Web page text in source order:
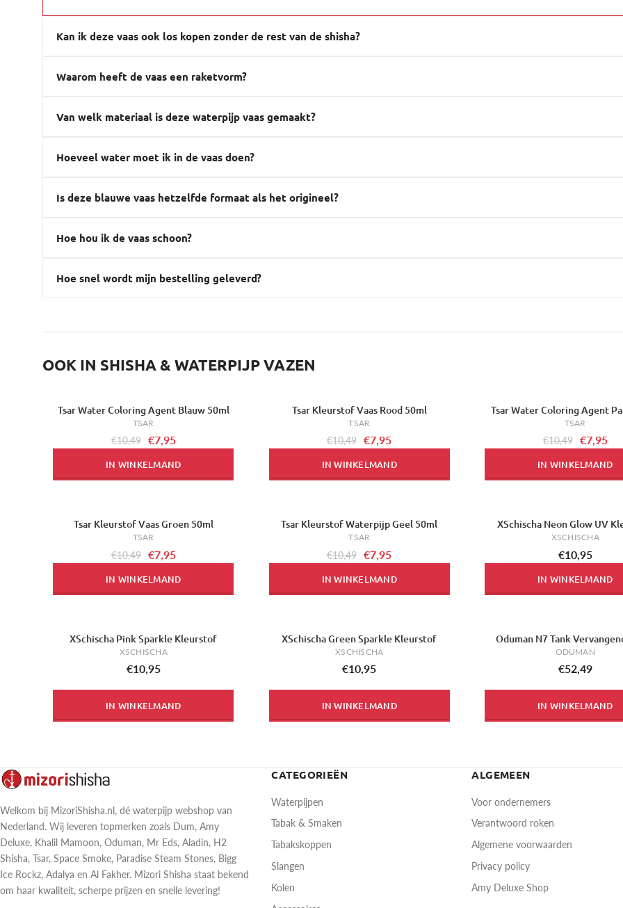
Kan ik deze vaas ook los kopen zonder de rest van de shisha?
Waarom heeft de vaas een raketvorm?
Van welk materiaal is deze waterpijp vaas gemaakt?
Hoeveel water moet ik in de vaas doen?
Is deze blauwe vaas hetzelfde formaat als het origineel?
Hoe hou ik de vaas schoon?
Hoe snel wordt mijn bestelling geleverd?
OOK IN SHISHA & WATERPIJP VAZEN
-24%
Tsar Water Coloring Agent Blauw 50ml
TSAR
€10,49 €7,95
IN WINKELMAND
Tsar Kleurstof Vaas Rood 50ml
TSAR
€10,49 €7,95
IN WINKELMAND
-24%
Tsar Water Coloring Agent
TSAR
€10,49 €7,95
IN WINKELMAND
Tsar Kleurstof Vaas Groen 50ml
TSAR
€10,49 €7,95
IN WINKELMAND
-24%
Tsar Kleurstof Waterpijp Geel 50ml
TSAR
€10,49 €7,95
IN WINKELMAND
XSchischa Neon Glow UV
XSCHISCHA
€10,95
IN WINKELMAND
XSchischa Pink Sparkle Kleurstof
XSCHISCHA
€10,95
IN WINKELMAND
XSchischa Green Sparkle Kleurstof
XSCHISCHA
€10,95
IN WINKELMAND
Oduman N7 Tank
ODUMAN
€52,49
IN WINKELMAND
CATEGORIEËN
Waterpijpen
Tabak & Smaken
Tabakskoppen
Slangen
Kolen
ALGEMEEN
Voor ondernemers
Verantwoord roken
Algemene voorwaarden
Privacy policy
Amy Deluxe Shop
Welkom bij MizoriShisha.nl, dé waterpijp webshop van
Nederland. Wij leveren topmerken zoals Dum, Amy
Deluxe, Khalil Mamoon, Oduman, Mr Eds, Aladin, H2
Shisha, Tsar, Space Smoke, Paradise Steam Stones, Bigg
Ice Rockz, Adalya en Al Fakher. Mizori Shisha staat bekend
om haar kwaliteit, scherpe prijzen en snelle levering!